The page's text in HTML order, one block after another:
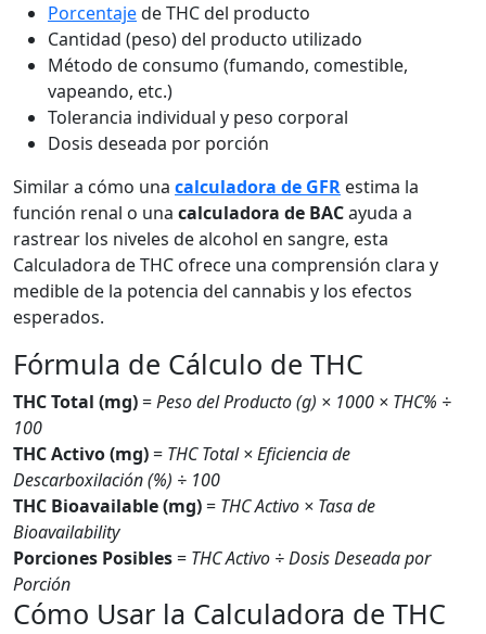
Porcentajede THC del producto
Cantidad (peso) del producto utilizado
Método de consumo (fumando, comestible,
vapeando, etc.)
Tolerancia individual y peso corporal
Dosis deseada por porción
Similar a cómo una calculadora de GFR estima la
función renal o una calculadora de BACayuda a
rastrear los niveles de alcohol en sangre, esta
Calculadora de THC ofrece una comprensión clara y
medible de la potencia del cannabis y los efectos
esperados.
Fórmula de Cálculo de THC
THC Total (mg)=Peso del Producto (g) × 1000 × THC% ÷
100
THC Activo (mg)= THC Total × Eficiencia de
Descarboxilación (%) ÷ 100
THC Bioavailable (mg)= THC Activo × Tasa de
Bioavailability
Porciones Posibles= THC Activo ÷ Dosis Deseada por
Porción
Cómo Usar la Calculadora de THC